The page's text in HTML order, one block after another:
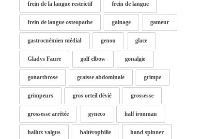
frein de la langue restrictif frein de langue
frein de langue osteopathe gainage gameur
gastrocnémien médial genou glace
Gladys Faure golf elbow gonalgie
gonarthrose graisse abdominale grimpe
grimpeurs gros orteil dévié grossesse
grossesse arrêtée gyneco half ironman
hallux valgus haltérophilie hand spinner